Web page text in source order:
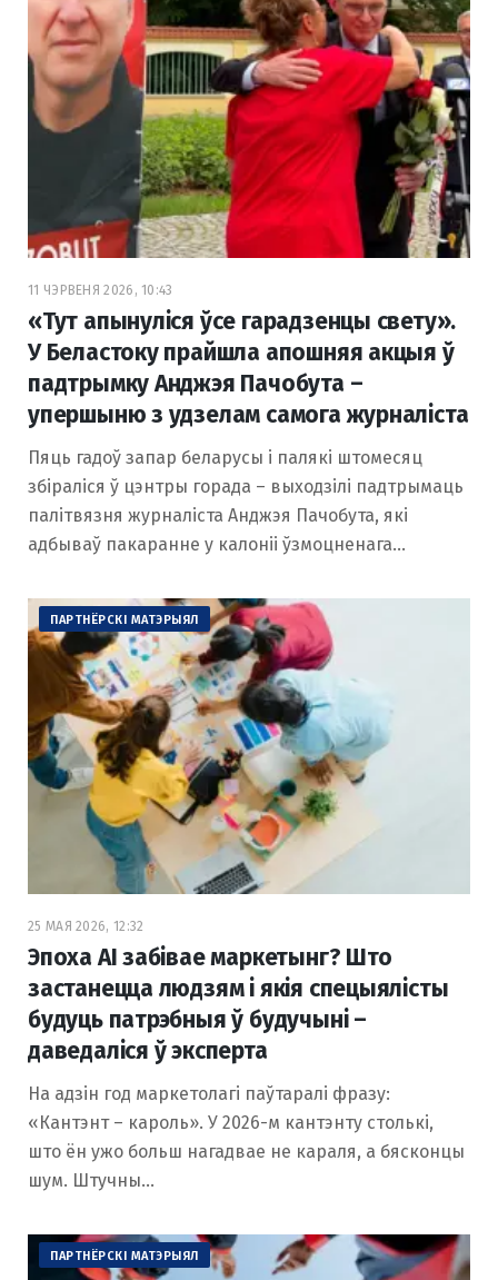
11 ЧЭРВЕНЯ 2026, 10:43
«Тут апынуліся ўсе гарадзенцы свету».
У Беластоку прайшла апошняя акцыя ў
падтрымку Анджэя Пачобута –
упершыню з удзелам самога журналіста
Пяць гадоў запар беларусы і палякі штомесяц
збіраліся ў цэнтры горада – выходзілі падтрымаць
палітвязня журналіста Анджэя Пачобута, які
адбываў пакаранне у калоніі ўзмоцненага…
ПАРТНЁРСКІ МАТЭРЫЯЛ
25 МАЯ 2026, 12:32
Эпоха AI забівае маркетынг? Што
застанецца людзям і якія спецыялісты
будуць патрэбныя ў будучыні –
даведаліся ў эксперта
На адзін год маркетолагі паўтаралі фразу:
«Кантэнт – кароль». У 2026-м кантэнту столькі,
што ён ужо больш нагадвае не караля, а бясконцы
шум. Штучны…
ПАРТНЁРСКІ МАТЭРЫЯЛ